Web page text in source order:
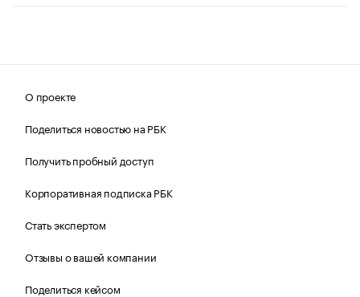
О проекте
Поделиться новостью на РБК
Получить пробный доступ
Корпоративная подписка РБК
Стать экспертом
Отзывы о вашей компании
Поделиться кейсом